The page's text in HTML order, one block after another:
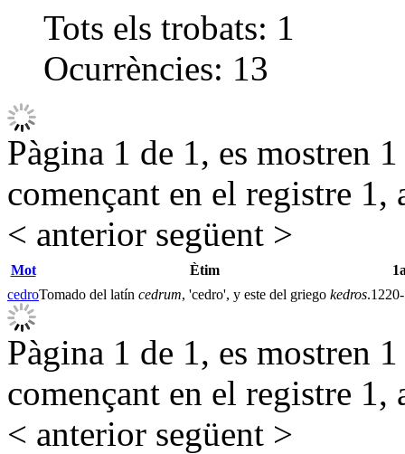
Tots els trobats: 1
Ocurrències: 13
Pàgina 1 de 1, es mostren
començant en el registre 1,
< anterior següent >
Mot Ètim
cedroTomado del latín cedrum, 'cedro', y este del griego kedros.
Pàgina 1 de 1, es mostren
començant en el registre 1,
< anterior següent >